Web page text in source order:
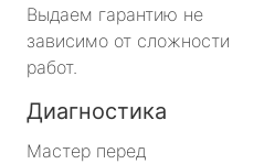
Выдаем гарантию не
зависимо от сложности
работ.
Диагностика
Мастер перед